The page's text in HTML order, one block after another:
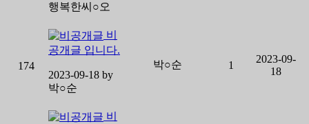
행복한씨○오
174
비
공개글 입니다.
2023-09-18 by
박○순
박○순 1
2023-09-
18
비